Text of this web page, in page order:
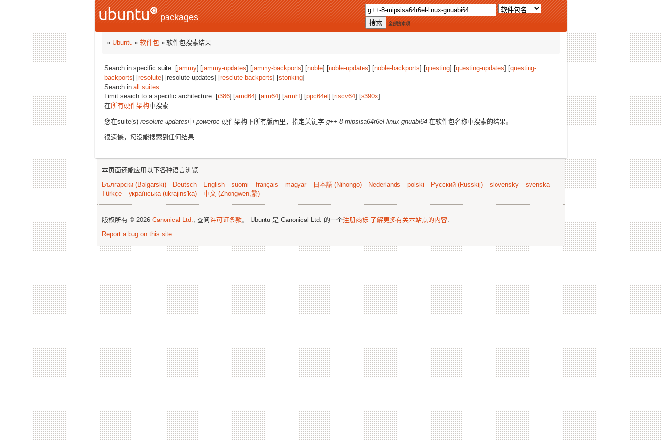
packages
全部搜索项
» Ubuntu » 软件包 » 软件包搜索结果
Search in specific suite: [jammy] [jammy-updates] [jammy-backports] [noble] [noble-updates] [noble-backports] [questing] [questing-updates] [questing-
backports] [resolute] [resolute-updates] [resolute-backports] [stonking]
Search in all suites
Limit search to a specific architecture: [i386] [amd64] [arm64] [armhf] [ppc64el ] [riscv64] [s390x]
在所有硬件架构中搜索
您在suite(s) resolute-updates中 powerpc 硬件架构下所有版面里，指定关键字 g++-8-mipsisa64r6el-linux-gnuabi64 在软件包名称中搜索的结果。
很遗憾，您没能搜索到任何结果
本页面还能应用以下各种语言浏览:
Български (Bəlgarski)
Deutsch English suomi français magyar 日本語 (Nihongo) Nederlands polski Русский (Russkij) slovensky
svenska
Türkçe
українська (ukrajins'ka) 中文 (Zhongwen,繁)
版权所有 © 2026 Canonical Ltd.; 查阅许可证条款。 Ubuntu 是 Canonical Ltd. 的一个注册商标 了解更多有关本站点的内容.
Report a bug on this site.